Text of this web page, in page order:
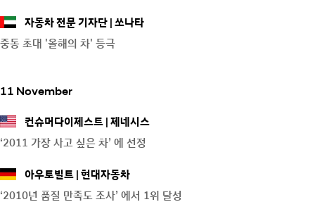
자동차 전문 기자단 쏘나타
중동 초대 '올해의 차' 등극
11 November
컨슈머다이제스트 제네시스
‘2011 가장 사고 싶은 차’ 에 선정
아우토빌트 현대자동차
‘2010년 품질 만족도 조사’ 에서 1위 달성